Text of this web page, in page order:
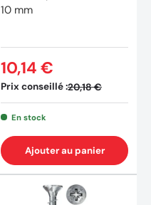
10 mm
Prix conseillé :20,18 €
10,14 €
En stock
Ajouter au panier